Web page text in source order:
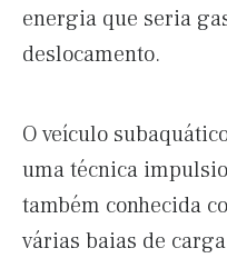
energia que seria
deslocamento.
O veículo
uma técnica
também conhecida
várias baias de